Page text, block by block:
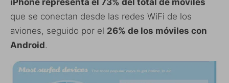
iPhone representa el 73% del total de móviles
que se conectan desde las redes WiFi de los
aviones, seguido por el 26% de los móviles con
Android.